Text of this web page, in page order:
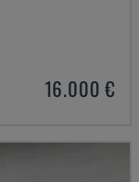
16.000 €